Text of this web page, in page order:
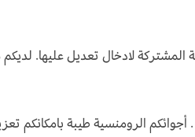
المشتركة لادخال تعديل عليها.
الرومنسية طيبة بامكانكم